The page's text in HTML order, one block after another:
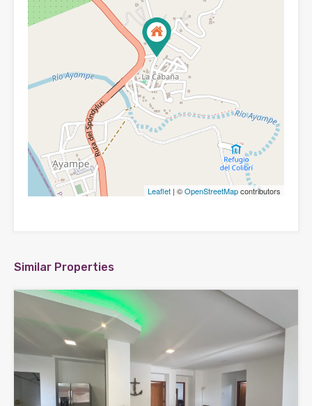
Leaflet | ©OpenStreetMapcontributors
Similar Properties